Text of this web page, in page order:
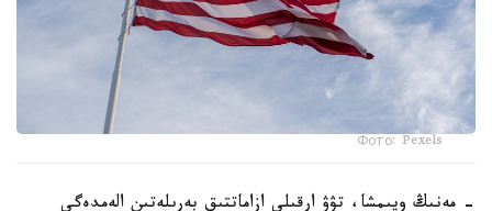
Фото: Pexels
- مەنىڭ ويىمشا، تۋۋ ارقىلى ازاماتتىق بەرىلەتىن الەمدەگى